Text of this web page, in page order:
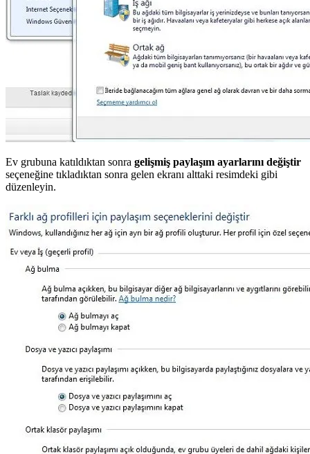
Ev grubuna katıldıktan sonra gelişmiş paylaşım ayarlarını değiştir
seçeneğine tıkladıktan sonra gelen ekranı alttaki resimdeki gibi
düzenleyin.